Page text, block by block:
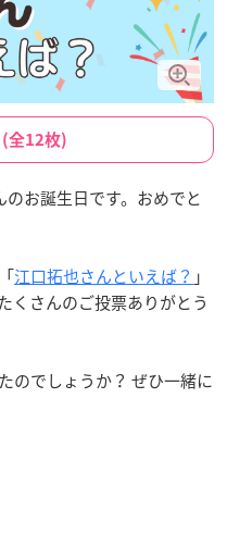
(全12枚)
のお誕生日です。おめでと
江口拓也さんといえば？ 」
くさんのご投票ありがとう
のでしょうか？ ぜひ一緒に